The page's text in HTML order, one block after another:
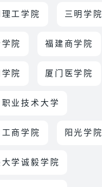
理工学院 三明学院
院 福建商学院
院 厦门医学院
职业技术大学
商学院 阳光学院
学诚毅学院